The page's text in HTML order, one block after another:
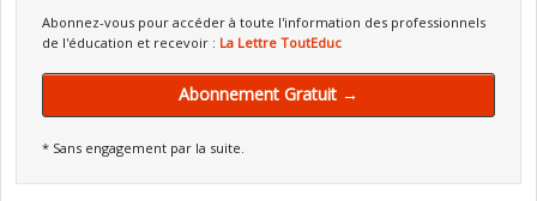
Abonnez-vous pour accéder à toute l'information des professionnels
de l'éducation et recevoir : La Lettre ToutEduc
Abonnement Gratuit →
* Sans engagement par la suite.